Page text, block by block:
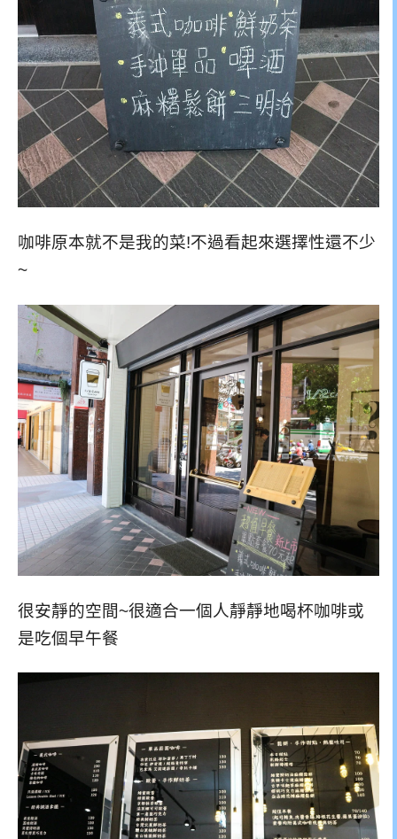
咖啡原本就不是我的菜!不過看起來選擇性還不少
~
很安靜的空間~很適合一個人靜靜地喝杯咖啡或
是吃個早午餐